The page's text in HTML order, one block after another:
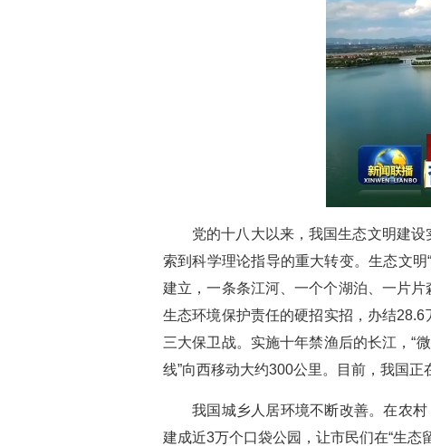
党的十八大以来，我国生态文明建
索到科学理论指导的重大转变。生态文
建立，一条条江河、一个个湖泊、一片
生态环境保护责任的硬招实招，办结
三大保卫战。实施十年禁渔后的长江，“
线”向西移动大约300公里。目前，我国
我国城乡人居环境不断改善。在农
建成近3万个口袋公园，让市民们在“生态